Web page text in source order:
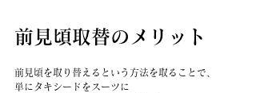
前見頃取替のメリット
前見頃を取り替えるという方法を取ることで、
単にタキシードをスーツに